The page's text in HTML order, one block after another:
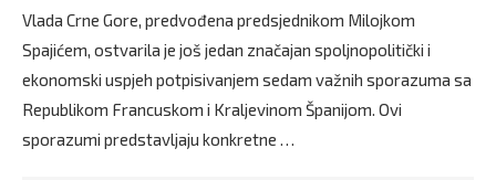
Vlada Crne Gore, predvođena predsjednikom Milojkom
Spajićem, ostvarila je još jedan značajan spoljnopolitički i
ekonomski uspjeh potpisivanjem sedam važnih sporazuma sa
Republikom Francuskom i Kraljevinom Španijom. Ovi
sporazumi predstavljaju konkretne …